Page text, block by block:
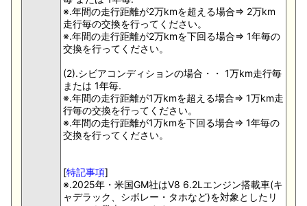
※.年間の走行距離が2万kmを超える場合⇒ 2万km
走行毎の交換を行ってください。
※.年間の走行距離が2万kmを下回る場合⇒ 1年毎の
交換を行ってください。
(2).シビアコンディションの場合・・ 1万km走行毎
または 1年毎.
※.年間の走行距離が1万kmを超える場合⇒ 1万km走
行毎の交換を行ってください。
※.年間の走行距離が1万kmを下回る場合⇒ 1年毎の
交換を行ってください。
[特記事項]
※.2025年・米国GM社はV8 6.2Lエンジン搭載車(キ
ャデラック、シボレー・タホなど)を対象としたリ